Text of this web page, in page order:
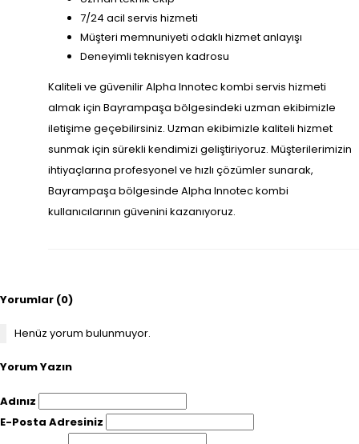
7/24 acil servis hizmeti
Müşteri memnuniyeti odaklı hizmet anlayışı
Deneyimli teknisyen kadrosu
Kaliteli ve güvenilir Alpha Innotec kombi servis hizmeti
almak için Bayrampaşa bölgesindeki uzman ekibimizle
iletişime geçebilirsiniz. Uzman ekibimizle kaliteli hizmet
sunmak için sürekli kendimizi geliştiriyoruz. Müşterilerimizin
ihtiyaçlarına profesyonel ve hızlı çözümler sunarak,
Bayrampaşa bölgesinde Alpha Innotec kombi
kullanıcılarının güvenini kazanıyoruz.
Yorumlar (0)
Henüz yorum bulunmuyor.
Yorum Yazın
Adınız
E-Posta Adresiniz